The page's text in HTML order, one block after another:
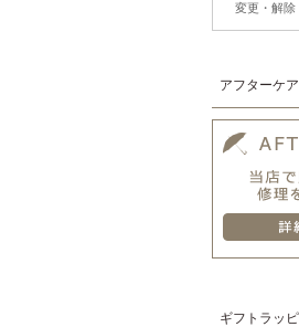
変更・解除
アフターケ
ギフトラッ